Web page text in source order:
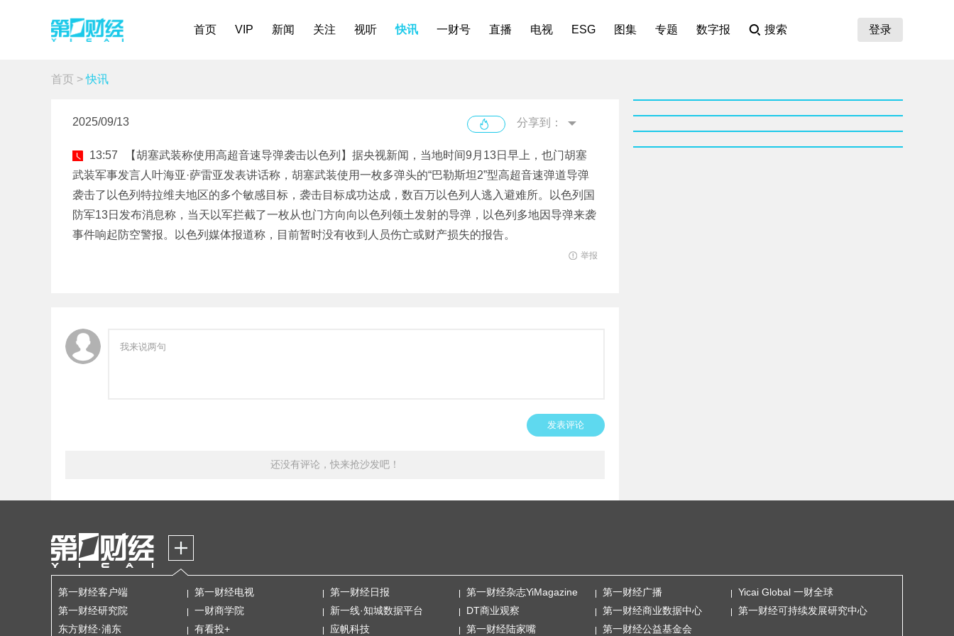
首页 VIP 新闻 关注 视听 快讯 一财号 直播 电视 ESG 图集 专题 数字报 搜索 登录
首页 >快讯
分享到：
2025/09/13
13:57
【胡塞武装称使用高超音速导弹袭击以色列】据央视新闻，当地时间9月13日早上，也门胡塞
武装军事发言人叶海亚·萨雷亚发表讲话称，胡塞武装使用一枚多弹头的“巴勒斯坦2”型高超音速弹道导弹
袭击了以色列特拉维夫地区的多个敏感目标，袭击目标成功达成，数百万以色列人逃入避难所。以色列国
防军13日发布消息称，当天以军拦截了一枚从也门方向向以色列领土发射的导弹，以色列多地因导弹来袭
事件响起防空警报。以色列媒体报道称，目前暂时没有收到人员伤亡或财产损失的报告。
举报
发表评论
还没有评论，快来抢沙发吧！
第一财经客户端 第一财经电视 第一财经日报 第一财经杂志YiMagazine 第一财经广播
Yicai Global 一财全球
第一财经研究院
一财商学院 新一线·知城数据平台 DT商业观察 第一财经商业数据中心
第一财经可持续发展研究中心
东方财经·浦东
有看投+ 应帆科技 第一财经陆家嘴 第一财经公益基金会